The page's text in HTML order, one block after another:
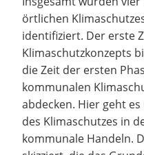
örtlichen
identifiziert. Der erste
Klimaschutzkonzepts
die Zeit der ersten
kommunalen
abdecken. Hier geht
des Klimaschutzes in
kommunale Handeln.